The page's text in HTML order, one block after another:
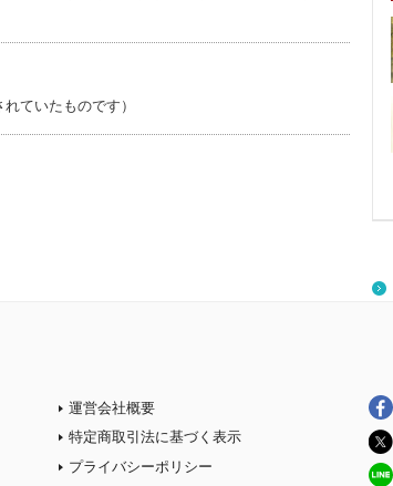
ていたものです）
運営会社概要
特定商取引法に基づく表示
プライバシーポリシー